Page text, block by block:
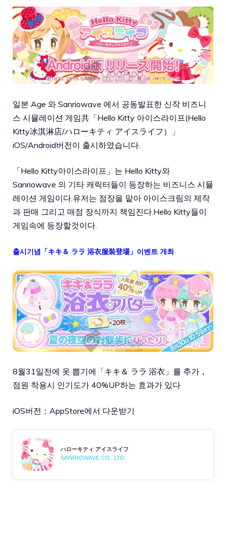
일본 Age 와 Sanriowave 에서 공동발표한 신작 비즈니
스 시뮬레이션 게임共「Hello Kitty 아이스라이프(Hello
Kitty冰淇淋店/ハローキティ アイスライフ）」
iOS/Android버전이 출시하였습니다.
「Hello Kitty아이스라이프」는 Hello Kitty와
Sanriowave 의 기타 캐릭터들이 등장하는 비즈니스 시뮬
레이션 게임이다.유저는 점장을 맡아 아이스크림의 제작
과 판매 그리고 매점 장식까지 책임진다.Hello Kitty들이
게임속에 등장할것이다.
출시기념「キキ＆ ララ 浴衣服裝登場」이벤트 개최
8월31일전에 옷 뽑기에「キキ＆ ララ 浴衣」를 추가，
점원 착용시 인기도가 40%UP하는 효과가 있다
iOS버전： AppStore에서 다운받기
ハローキティ アイスライフ
SANRIOWAVE CO., LTD.